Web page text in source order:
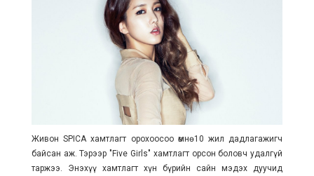
Живон SPICA хамтлагт орохоосоо өмнө 10 жил дадлагажигч
байсан аж. Тэрээр "Five Girls" хамтлагт орсон боловч удалгүй
таржээ. Энэхүү хамтлагт хүн бүрийн сайн мэдэх дуучид